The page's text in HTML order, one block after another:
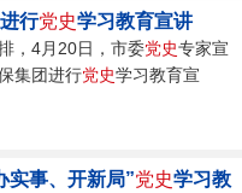
行党史学习教育宣讲
，4月20日，市委党史专家宣
集团进行党史学习教育宣
实事、开新局”党史学习教